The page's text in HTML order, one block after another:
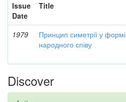
Issue
Date
Title
1979
Принцип симетрії у формі
народного співу
Discover